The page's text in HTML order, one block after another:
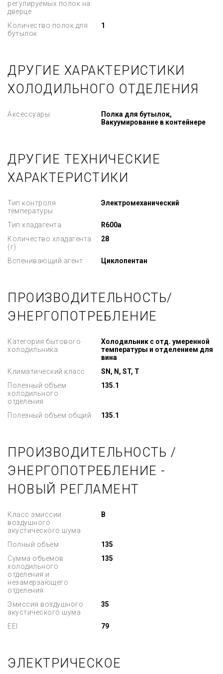
регулируемых полок на
дверце
Количество полок для
бутылок
1
ДРУГИЕ ХАРАКТЕРИСТИКИ
ХОЛОДИЛЬНОГО ОТДЕЛЕНИЯ
Аксессуары
Полка для бутылок,
Вакуумирование в контейнере
ДРУГИЕ ТЕХНИЧЕСКИЕ
ХАРАКТЕРИСТИКИ
Тип контроля
температуры
Электромеханический
Тип хладагента
R600a
Количество хладагента
(г)
28
Вспенивающий агент Циклопентан
ПРОИЗВОДИТЕЛЬНОСТЬ/
ЭНЕРГОПОТРЕБЛЕНИЕ
Категория бытового
холодильника
Холодильник с отд. умеренной
температуры и отделением для
вина
Климатический класс
SN, N, ST, T
Полезный объем
холодильного
отделения
135.1
Полезный объем общий 135.1
ПРОИЗВОДИТЕЛЬНОСТЬ /
ЭНЕРГОПОТРЕБЛЕНИЕ -
НОВЫЙ РЕГЛАМЕНТ
Класс эмиссии
воздушного
акустического шума
B
Полный объем
135
Сумма объемов
холодильного
отделения и
незамерзающего
отделения
135
Эмиссия воздушного
акустического шума
35
EEI 79
ЭЛЕКТРИЧЕСКОЕ